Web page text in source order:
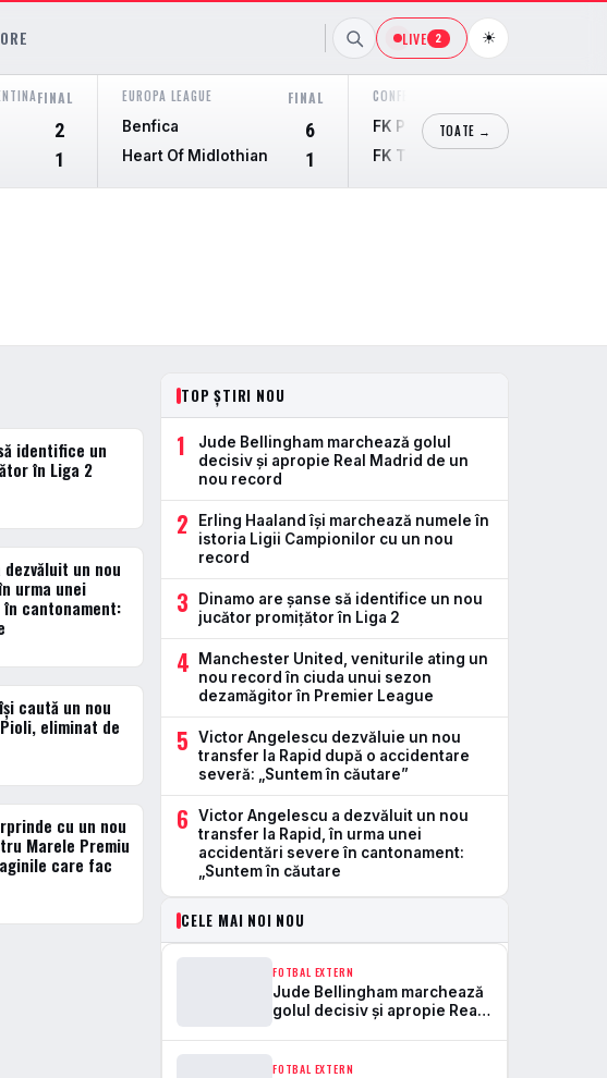
LIVE 2 ☀
FINAL
2
1
EUROPA LEAGUE FINAL
Benfica 6
Heart Of Midlothian 1
CONFERENCE LEAGUE
FK Partizan
FK Tobol Kostanay
TOATE →
identifice un
în Liga 2
un nou
urma unei
cantonament:
caută un nou
eliminat de
cu un nou
Marele Premiu
care fac
TOP ȘTIRI NOU
1
Jude Bellingham marchează golul
decisiv și apropie Real Madrid de un
nou record
2
Erling Haaland își marchează numele în
istoria Ligii Campionilor cu un nou
record
3
Dinamo are șanse să identifice un nou
jucător promițător în Liga 2
4
Manchester United, veniturile ating un
nou record în ciuda unui sezon
dezamăgitor în Premier League
5
Victor Angelescu dezvăluie un nou
transfer la Rapid după o accidentare
severă: „Suntem în căutare”
6
Victor Angelescu a dezvăluit un nou
transfer la Rapid, în urma unei
accidentări severe în cantonament:
„Suntem în căutare
CELE MAI NOI NOU
FOTBAL EXTERN
Jude Bellingham marchează
golul decisiv și apropie Real
FOTBAL EXTERN